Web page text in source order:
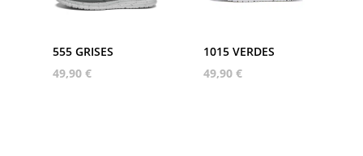
555 GRISES
49,90 €
1015 VERDES
49,90€